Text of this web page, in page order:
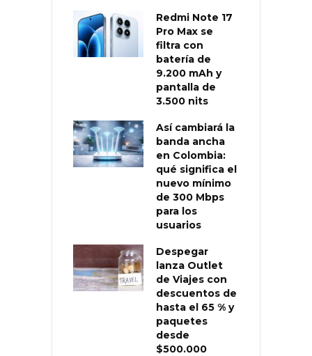
Redmi Note 17
Pro Max se
filtra con
batería de
9.200 mAh y
pantalla de
3.500 nits
Así cambiará la
banda ancha
en Colombia:
qué significa el
nuevo mínimo
de 300 Mbps
para los
usuarios
Despegar
lanza Outlet
de Viajes con
descuentos de
hasta el 65 % y
paquetes
desde
$500.000